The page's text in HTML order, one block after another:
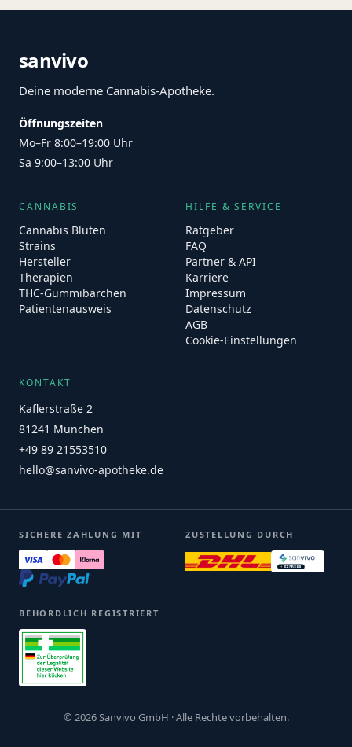
sanvivo
Deine moderne Cannabis-Apotheke.
Öffnungszeiten
Mo–Fr 8:00–19:00 Uhr
Sa 9:00–13:00 Uhr
CANNABIS
Cannabis Blüten
Strains
Hersteller
Therapien
THC-Gummibärchen
Patientenausweis
HILFE & SERVICE
Ratgeber
FAQ
Partner & API
Karriere
Impressum
Datenschutz
AGB
Cookie-Einstellungen
KONTAKT
Kaflerstraße 2
81241 München
+49 89 21553510
hello@sanvivo-apotheke.de
SICHERE ZAHLUNG MIT ZUSTELLUNG DURCH
BEHÖRDLICH REGISTRIERT
© 2026 Sanvivo GmbH · Alle Rechte vorbehalten.